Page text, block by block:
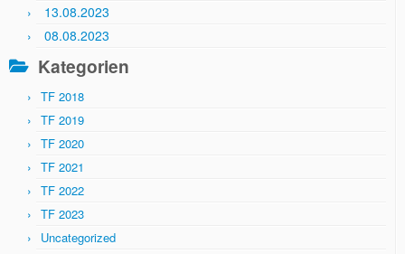
13.08.2023
08.08.2023
Kategorien
TF 2018
TF 2019
TF 2020
TF 2021
TF 2022
TF 2023
Uncategorized